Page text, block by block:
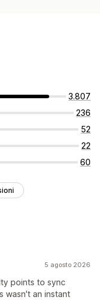
3.807
236
52
22
60
5 agosto 2026
points to sync
wasn't an instant